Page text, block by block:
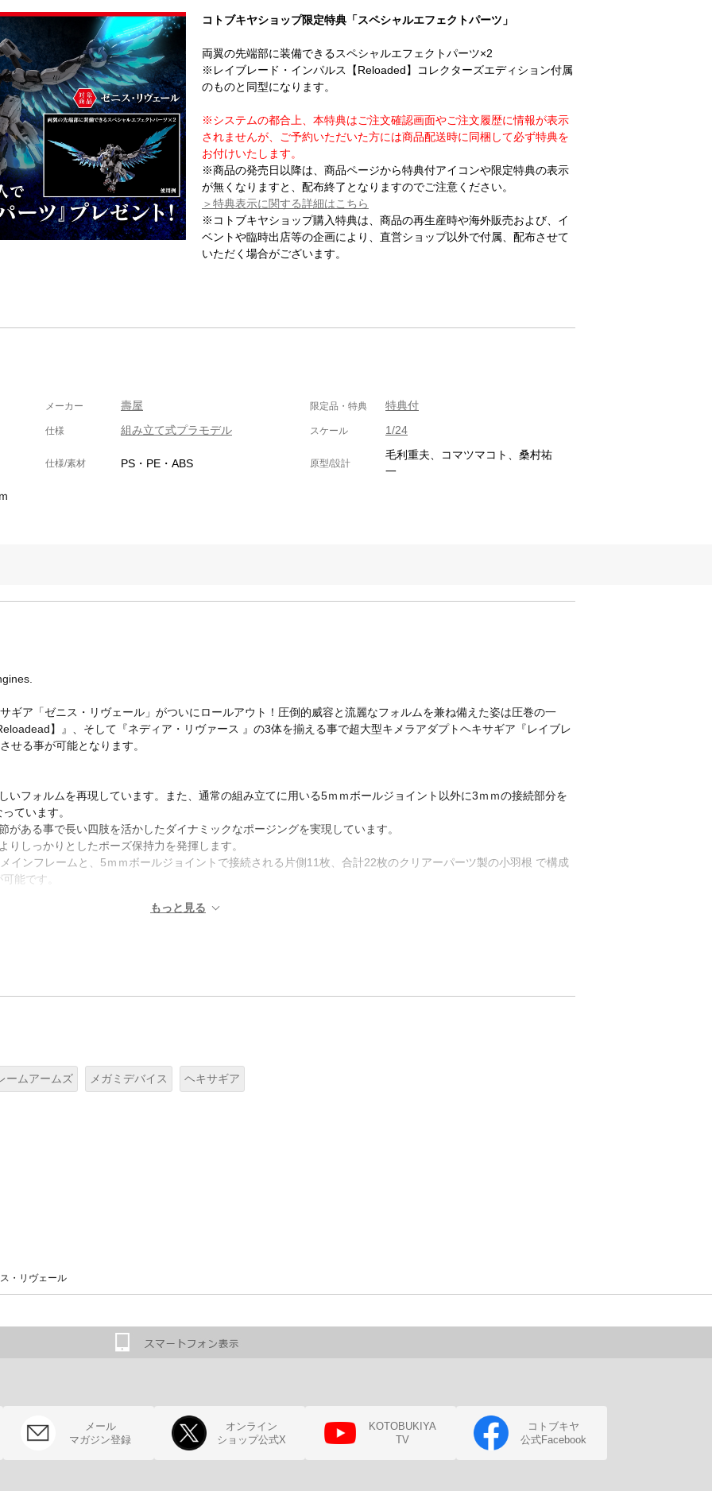
コトブキヤショップ限定特典「スペシャルエフェクトパーツ」
両翼の先端部に装備できるスペシャルエフェクトパーツ×2
※レイブレード・インパルス【Reloaded】コレクターズエディション付属
のものと同型になります。
※システムの都合上、本特典はご注文確認画面やご注文履歴に情報が表示
されませんが、ご予約いただいた方には商品配送時に同梱して必ず特典を
お付けいたします。
※商品の発売日以降は、商品ページから特典付アイコンや限定特典の表示
が無くなりますと、配布終了となりますのでご注意ください。
＞特典表示に関する詳細はこちら
※コトブキヤショップ購入特典は、商品の再生産時や海外販売および、イ
ベントや臨時出店等の企画により、直営ショップ以外で付属、配布させて
いただく場合がございます。
メーカー 壽屋 限定品・特典 特典付
仕様 組み立て式プラモデル スケール 1/24
仕様/素材 PS・PE・ABS 原型/設計
毛利重夫、コマツマコト、桑村祐
一
ギア「ゼニス・リヴェール」がついにロールアウト！圧倒的威容と流麗なフォルムを兼ね備えた姿は圧巻の一
】』、そして『ネディア・リヴァース 』の3体を揃える事で超大型キメラアダプトヘキサギア『レイブレ
せる事が可能となります。
いフォルムを再現しています。また、通常の組み立てに用いる5ｍｍボールジョイント以外に3ｍｍの接続部分を
ています。
ある事で長い四肢を活かしたダイナミックなポージングを実現しています。
しっかりとしたポーズ保持力を発揮します。
インフレームと、5ｍｍボールジョイントで接続される片側11枚、合計22枚のクリアーパーツ製の小羽根 で構成
能です。
ームアームズ メガミデバイス ヘキサギア
・リヴェール
メール
マガジン登録
オンライン
ショップ公式X
KOTOBUKIYA
TV
コトブキヤ
公式Facebook